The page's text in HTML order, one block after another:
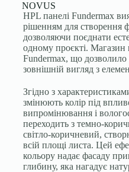
NOVUS
HPL панелі Fundermax
рішенням для створення
дозволяючи поєднати
одному проєкті. Магазин
Fundermax, що дозволило
зовнішній вигляд з
Згідно з
змінюють колір під
випромінювання і
переходить з темно-
світло-коричневий,
всій площі листа. Цей
кольору надає фасаду
глибину, яка нагадує